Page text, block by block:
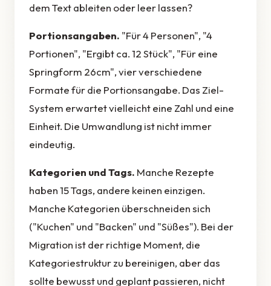
dem Text ableiten oder leer lassen?
Portionsangaben. "Für 4 Personen", "4
Portionen", "Ergibt ca. 12 Stück", "Für eine
Springform 26cm", vier verschiedene
Formate für die Portionsangabe. Das Ziel-
System erwartet vielleicht eine Zahl und eine
Einheit. Die Umwandlung ist nicht immer
eindeutig.
Kategorien und Tags. Manche Rezepte
haben 15 Tags, andere keinen einzigen.
Manche Kategorien überschneiden sich
("Kuchen" und "Backen" und "Süßes"). Bei der
Migration ist der richtige Moment, die
Kategoriestruktur zu bereinigen, aber das
sollte bewusst und geplant passieren, nicht